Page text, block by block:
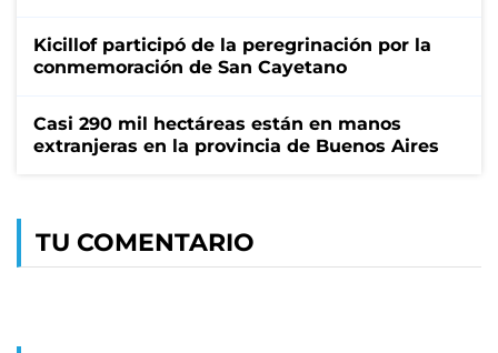
Kicillof participó de la peregrinación por la
conmemoración de San Cayetano
Casi 290 mil hectáreas están en manos
extranjeras en la provincia de Buenos Aires
TU COMENTARIO